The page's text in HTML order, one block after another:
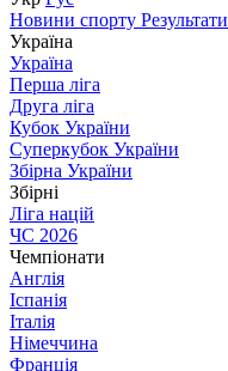
Новини спорту Результати
Україна
Україна
Перша ліга
Друга ліга
Кубок України
Суперкубок України
Збірна України
Збірні
Ліга націй
ЧС 2026
Чемпіонати
Англія
Іспанія
Італія
Німеччина
Франція